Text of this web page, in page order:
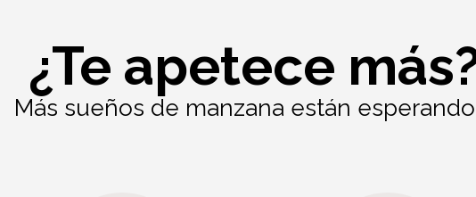
¿Te apetece
Más sueños de manzana están esperando